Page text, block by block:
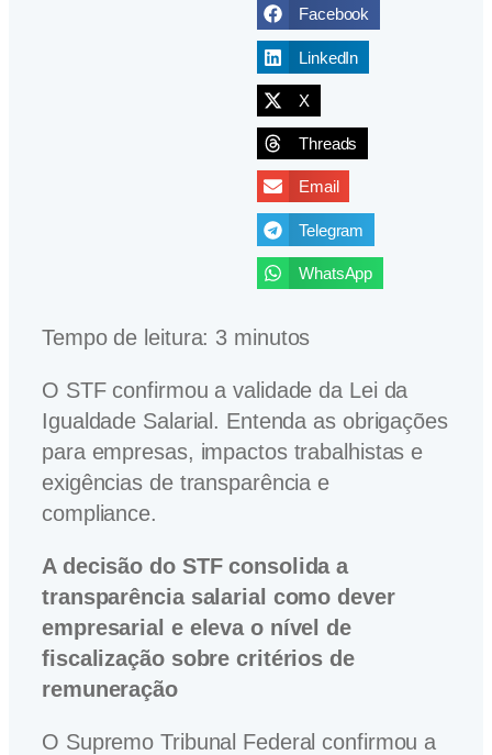
Facebook
LinkedIn
X
Threads
Email
Telegram
WhatsApp
Tempo de leitura: 3 minutos
O STF confirmou a validade da Lei da
Igualdade Salarial. Entenda as obrigações
para empresas, impactos trabalhistas e
exigências de transparência e
compliance.
A decisão do STF consolida a
transparência salarial como dever
empresarial e eleva o nível de
fiscalização sobre critérios de
remuneração
O Supremo Tribunal Federal confirmou a